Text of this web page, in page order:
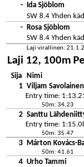
- Ida Sjöblom
SW 8.4 Yhden
-
Rosa Sjöblom
SW 8.4 Yhden
Laji virallinen:
Laji 12, 100m
Sija Nimi
1 Viljam Savolainen
Entry time:
50m: 34.23
2 Santtu
Entry time:
50m: 35.47
3 Márton Kovács-
50m: 41.61
4 Urho Tammi